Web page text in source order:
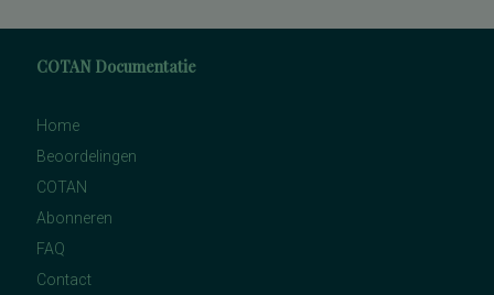
COTAN Documentatie
Home
Beoordelingen
COTAN
Abonneren
FAQ
Contact